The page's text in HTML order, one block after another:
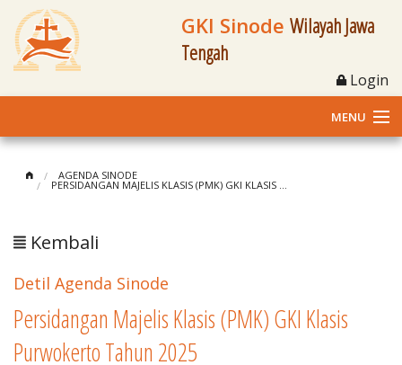
GKI Sinode Wilayah Jawa
Tengah
Login
MENU
Klasis dan Jemaat
Berita Kegiatan
Fasilitas
AGENDA SINODE
PERSIDANGAN MAJELIS KLASIS (PMK) GKI KLASIS ...
Kembali
Detil Agenda Sinode
Persidangan Majelis Klasis (PMK) GKI Klasis
Purwokerto Tahun 2025